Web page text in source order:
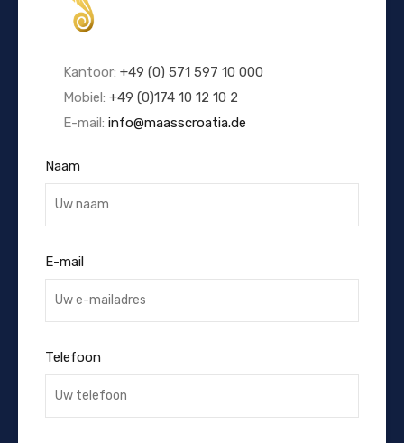
Kantoor: +49 (0) 571 597 10 000
Mobiel: +49 (0)174 10 12 10 2
E-mail: info@maasscroatia.de
Naam
E-mail
Telefoon